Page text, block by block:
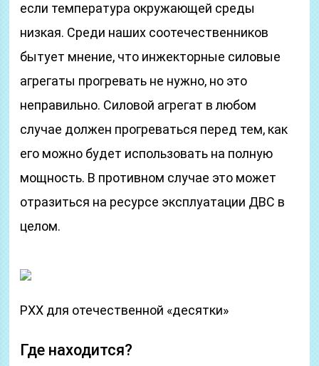
если температура окружающей среды
низкая. Среди наших соотечественников
бытует мнение, что инжекторные силовые
агрегаты прогревать не нужно, но это
неправильно. Силовой агрегат в любом
случае должен прогреваться перед тем, как
его можно будет использовать на полную
мощность. В противном случае это может
отразиться на ресурсе эксплуатации ДВС в
целом.
РХХ для отечественной «десятки»
Где находится?